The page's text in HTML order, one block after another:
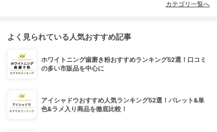
カテゴリ一覧へ
よく見られている人気おすすめ記事
ホワイトニング歯磨き粉おすすめランキング52選！口コミ
の多い市販品を中心に
アイシャドウおすすめ人気ランキング52選！パレット&単
色&ラメ入り商品を徹底比較！